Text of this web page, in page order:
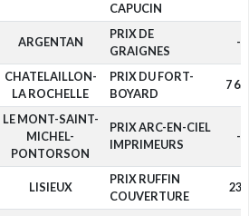
CAPUCIN
ARGENTAN
PRIX DE
GRAIGNES
-
CHATELAILLON-
LA ROCHELLE
PRIX DU FORT-
BOYARD
7
LE MONT-SAINT-
MICHEL-
PONTORSON
PRIX ARC-EN-CIEL
IMPRIMEURS
-
LISIEUX
PRIX RUFFIN
COUVERTURE
230